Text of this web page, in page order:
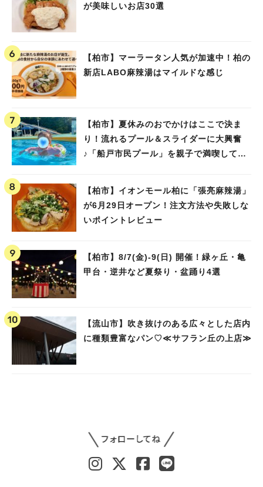
が美味しいお店30選
【柏市】マーラータン人気が加速中！柏の
新店LABO麻辣湯はマイルドな感じ
【柏市】夏休みのおでかけはここで決ま
り！流れるプール＆スライダーに大興奮
♪「船戸市民プール」を親子で満喫してき
【柏市】イオンモール柏に「張亮麻辣湯」
が6月29日オープン！注文方法や失敗しな
いポイントレビュー
【柏市】8/7(金)‐9(日) 開催！緑ヶ丘・亀
甲台・逆井など夏祭り・盆踊り4選
【流山市】吹き抜けのある広々とした店内
に種類豊富なパン♡≪サフラン丘の上店≫